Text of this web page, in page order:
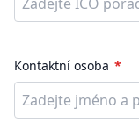
Kontaktní osoba